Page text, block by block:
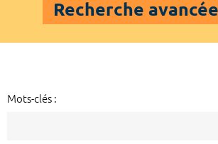
Recherche avancée
Mots-clés :